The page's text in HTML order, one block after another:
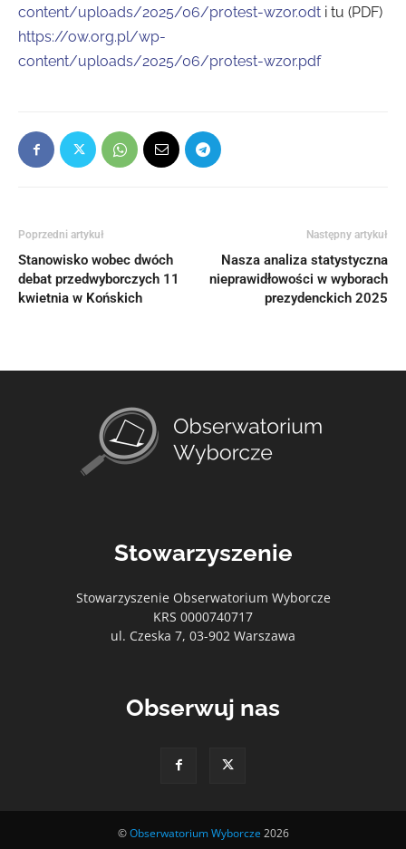
content/uploads/2025/06/protest-wzor.odt i tu (PDF)
https://ow.org.pl/wp-
content/uploads/2025/06/protest-wzor.pdf
Poprzedni artykuł
Stanowisko wobec dwóch
debat przedwyborczych 11
kwietnia w Końskich
Następny artykuł
Nasza analiza statystyczna
nieprawidłowości w wyborach
prezydenckich 2025
Stowarzyszenie
Stowarzyszenie Obserwatorium Wyborcze
KRS 0000740717
ul. Czeska 7, 03-902 Warszawa
Obserwuj nas
©Obserwatorium Wyborcze 2026